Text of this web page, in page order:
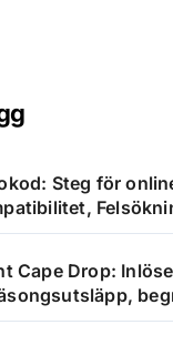
Steg för
Cape Drop: